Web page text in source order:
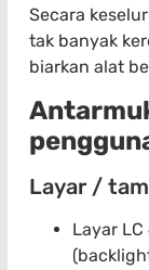
Secara
tak banyak
biarkan alat
Layar /
Layar